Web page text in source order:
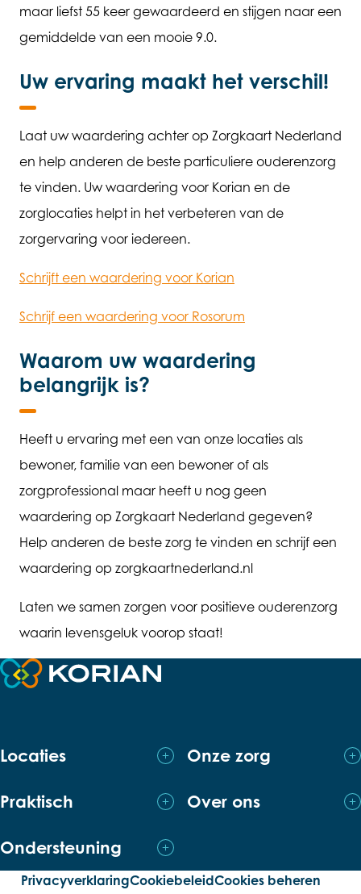
maar liefst 55 keer gewaardeerd en stijgen naar een
gemiddelde van een mooie 9.0.
Uw ervaring maakt het verschil!
Laat uw waardering achter op Zorgkaart Nederland
en help anderen de beste particuliere ouderenzorg
te vinden. Uw waardering voor Korian en de
zorglocaties helpt in het verbeteren van de
zorgervaring voor iedereen.
Schrijft een waardering voor Korian
Schrijf een waardering voor Rosorum
Waarom uw waardering
belangrijk is?
Heeft u ervaring met een van onze locaties als
bewoner, familie van een bewoner of als
zorgprofessional maar heeft u nog geen
waardering op Zorgkaart Nederland gegeven?
Help anderen de beste zorg te vinden en schrijf een
waardering op zorgkaartnederland.nl
Laten we samen zorgen voor positieve ouderenzorg
waarin levensgeluk voorop staat!
Terug naar de startpagina
Locaties Onze zorg
Praktisch Over ons
Ondersteuning
PrivacyverklaringCookiebeleidCookies beheren